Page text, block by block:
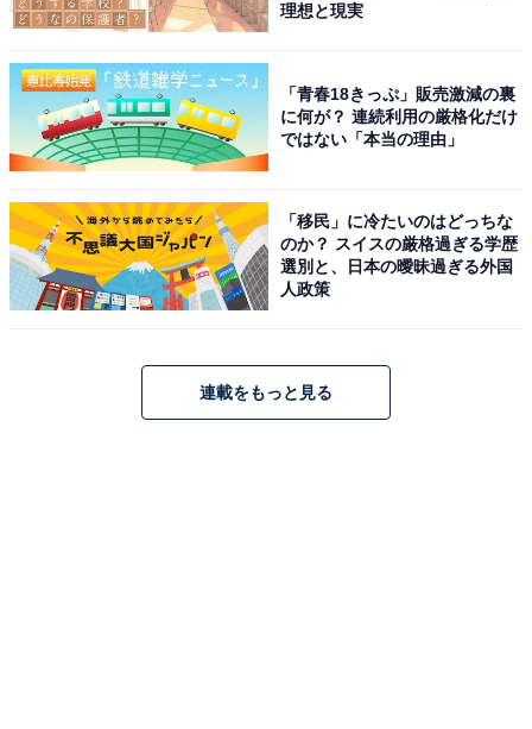
理想と現実
「青春18きっぷ」販売激減の裏
に何が？ 連続利用の厳格化だけ
ではない「本当の理由」
「移民」に冷たいのはどっちな
のか？ スイスの厳格過ぎる学歴
選別と、日本の曖昧過ぎる外国
人政策
連載をもっと見る